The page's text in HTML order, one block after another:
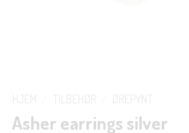
Asher earrings silver